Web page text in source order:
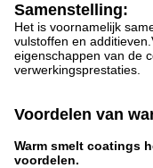
Samenstelling:
Het is voornamelijk
vulstoffen en
eigenschappen van de
verwerkingsprestaties.
Voordelen van
Warm smelt coatings
voordelen.